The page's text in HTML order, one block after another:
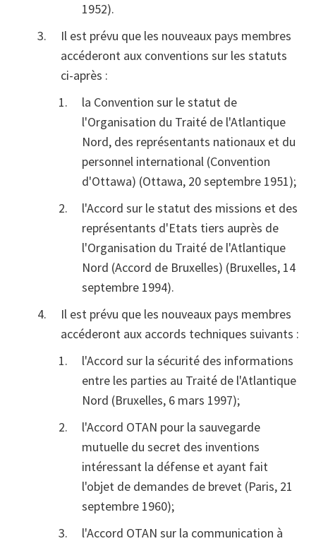
1952).
Il est prévu que les nouveaux pays membres
accéderont aux conventions sur les statuts
ci-après :
la Convention sur le statut de
l'Organisation du Traité de l'Atlantique
Nord, des représentants nationaux et du
personnel international (Convention
d'Ottawa) (Ottawa, 20 septembre 1951);
l'Accord sur le statut des missions et des
représentants d'Etats tiers auprès de
l'Organisation du Traité de l'Atlantique
Nord (Accord de Bruxelles) (Bruxelles, 14
septembre 1994).
Il est prévu que les nouveaux pays membres
accéderont aux accords techniques suivants :
l'Accord sur la sécurité des informations
entre les parties au Traité de l'Atlantique
Nord (Bruxelles, 6 mars 1997);
l'Accord OTAN pour la sauvegarde
mutuelle du secret des inventions
intéressant la défense et ayant fait
l'objet de demandes de brevet (Paris, 21
septembre 1960);
l'Accord OTAN sur la communication à